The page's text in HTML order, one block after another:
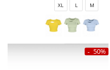
M
L
XL
50%